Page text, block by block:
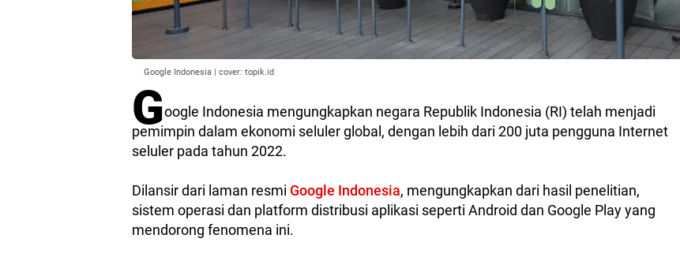
Google Indonesia | cover: topik.id
Google Indonesia mengungkapkan negara Republik Indonesia (RI) telah menjadi
pemimpin dalam ekonomi seluler global, dengan lebih dari 200 juta pengguna Internet
seluler pada tahun 2022.
Dilansir dari laman resmi Google Indonesia, mengungkapkan dari hasil penelitian,
sistem operasi dan platform distribusi aplikasi seperti Android dan Google Play yang
mendorong fenomena ini.